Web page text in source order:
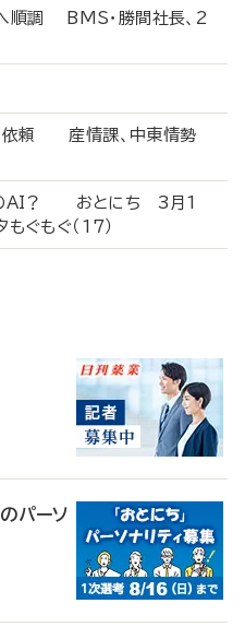
順調 BMS・勝間社長、2
依頼 産情課、中東情勢
のAI？ おとにち 3月1
ぐもぐ（17）
パーソ